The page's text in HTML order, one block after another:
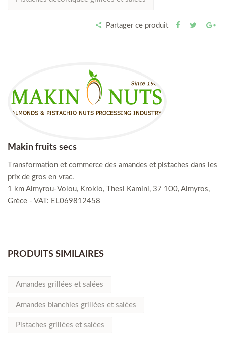
Partager ce produit
Makin fruits secs
Τransformation et commerce des amandes et pistaches dans les
prix de gros en vrac.
1 km Almyrou-Volou, Krokio, Thesi Kamini, 37 100, Almyros,
Grèce - VAT: EL069812458
PRODUITS SIMILAIRES
Amandes grillées et salées
Amandes blanchies grillées et salées
Pistaches grillées et salées